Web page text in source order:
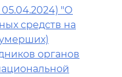
05.04.2024) "О
средств на
органов